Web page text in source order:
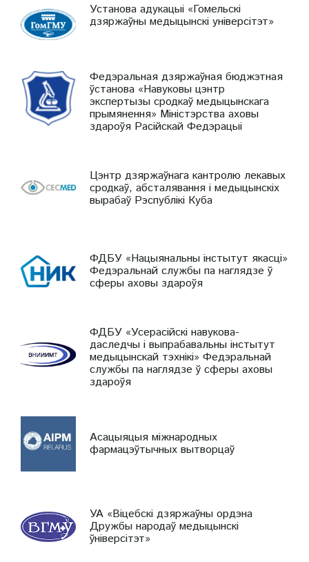
Установа адукацыі «Гомельскі
дзяржаўны медыцынскі універсітэт»
Федэральная дзяржаўная бюджэтная
ўстанова «Навуковы цэнтр
экспертызы сродкаў медыцынскага
прымянення» Міністэрства аховы
здароўя Расійскай Федэрацыі
Цэнтр дзяржаўнага кантролю лекавых
сродкаў, абсталявання і медыцынскіх
вырабаў Рэспублікі Куба
ФДБУ «Нацыянальны інстытут якасці»
Федэральнай службы па наглядзе ў
сферы аховы здароўя
ФДБУ «Усерасійскі навукова-
даследчы і выпрабавальны інстытут
медыцынскай тэхнікі» Федэральнай
службы па наглядзе ў сферы аховы
здароўя
Асацыяцыя міжнародных
фармацэўтычных вытворцаў
УА «Віцебскі дзяржаўны ордэна
Дружбы народаў медыцынскі
ўніверсітэт»